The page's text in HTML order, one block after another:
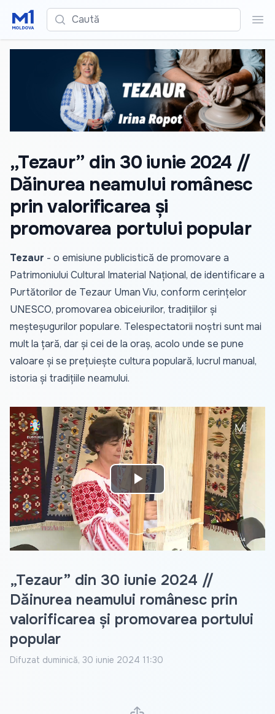
Caută
„Tezaur” din 30 iunie 2024 //
Dăinurea neamului românesc
prin valorificarea și
promovarea portului popular
Tezaur - o emisiune publicistică de promovare a
Patrimoniului Cultural Imaterial Național, de identificare a
Purtătorilor de Tezaur Uman Viu, conform cerințelor
UNESCO, promovarea obiceiurilor, tradițiilor și
meșteșugurilor populare. Telespectatorii noștri sunt mai
mult la țară, dar și cei de la oraș, acolo unde se pune
valoare și se prețuiește cultura populară, lucrul manual,
istoria și tradițiile neamului.
Play
Video
„Tezaur” din 30 iunie 2024 //
Dăinurea neamului românesc prin
valorificarea și promovarea portului
popular
Difuzat duminică, 30 iunie 2024 11:30